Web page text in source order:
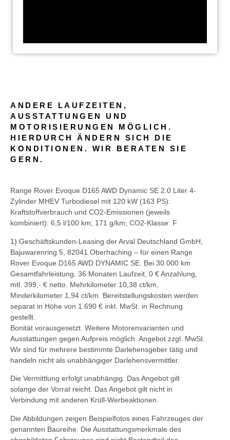
ANDERE LAUFZEITEN,
AUSSTATTUNGEN UND
MOTORISIERUNGEN MÖGLICH.
HIERDURCH ÄNDERN SICH DIE
KONDITIONEN. WIR BERATEN SIE
GERN.
Range Rover Evoque D165 AWD Dynamic SE 2.0 Liter 4-
Zylinder MHEV Turbodiesel mit 120 kW (163 PS):
Kraftstoffverbrauch und CO2-Emissionen (jeweils
kombiniert): 6,5 l/100 km; 171 g/km; CO2-Klasse: F
1) Geschäftskunden-Leasing der Arval Deutschland GmbH,
Bajuwarenring 5, 82041 Oberhaching – für einen Range
Rover Evoque D165 AWD DYNAMIC SE. Bei 30.000 km
Gesamtfahrleistung, 36 Monaten Laufzeit, 0 € Anzahlung,
mtl. 399,- € netto. Mehrkilometer 10,38 ct/km,
Minderkilometer 1,94 ct/km. Bereitstellungskosten werden
separat in Höhe von 1.690 € inkl. MwSt. in Rechnung
gestellt.
Bonität vorausgesetzt. Weitere Motorenvarianten und
Ausstattungen gegen Aufpreis möglich. Angebot zzgl. MwSt.
Wir sind für mehrere bestimmte Darlehensgeber tätig und
handeln nicht als unabhängiger Darlehensvermittler.
Die Vermittlung erfolgt unabhängig. Das Angebot gilt
solange der Vorrat reicht. Das Angebot gilt nicht in
Verbindung mit anderen Krüll-Werbeaktionen.
Die Abbildungen zeigen Beispielfotos eines Fahrzeuges der
genannten Baureihe. Die Ausstattungsmerkmale des